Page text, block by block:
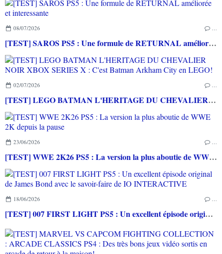
08/07/2026
[TEST] SAROS PS5 : Une formule de RETURNAL améliorée et interessante
02/07/2026
[TEST] LEGO BATMAN L'HERITAGE DU CHEVALIER NOIR XBOX SERIES X : C'est Batman Arkham City en LEGO!
23/06/2026
[TEST] WWE 2K26 PS5 : La version la plus aboutie de WWE 2K depuis la pause
18/06/2026
[TEST] 007 FIRST LIGHT PS5 : Un excellent épisode original de James Bond avec le savoir-faire de IO INTERACTIVE